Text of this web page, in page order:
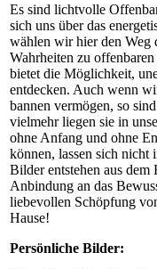
Es sind lichtvolle
sich uns über das
wählen wir hier den Weg
Wahrheiten zu
bietet die Möglichkeit,
entdecken. Auch wenn
bannen vermögen, so
vielmehr liegen sie in
ohne Anfang und ohne
können, lassen sich nicht
Bilder entstehen aus dem
Anbindung an das
liebevollen Schöpfung
Hause!
Persönliche Bilder: